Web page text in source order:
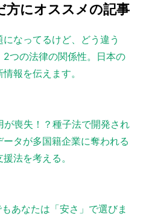
方にオススメの記事
なってるけど、どう違う
つの法律の関係性。日本の
報を伝えます。
喪失！？種子法で開発され
タが多国籍企業に奪われる
法を考える。
あなたは「安さ」で選びま